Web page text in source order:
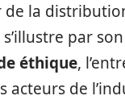
de la
par
éthique,
acteurs de